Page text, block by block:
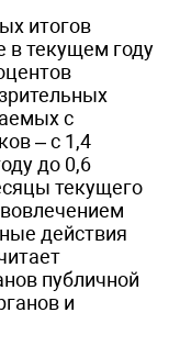
итогов
в текущем году
с
– с 1,4
до 0,6
текущего
действия
публичной
и